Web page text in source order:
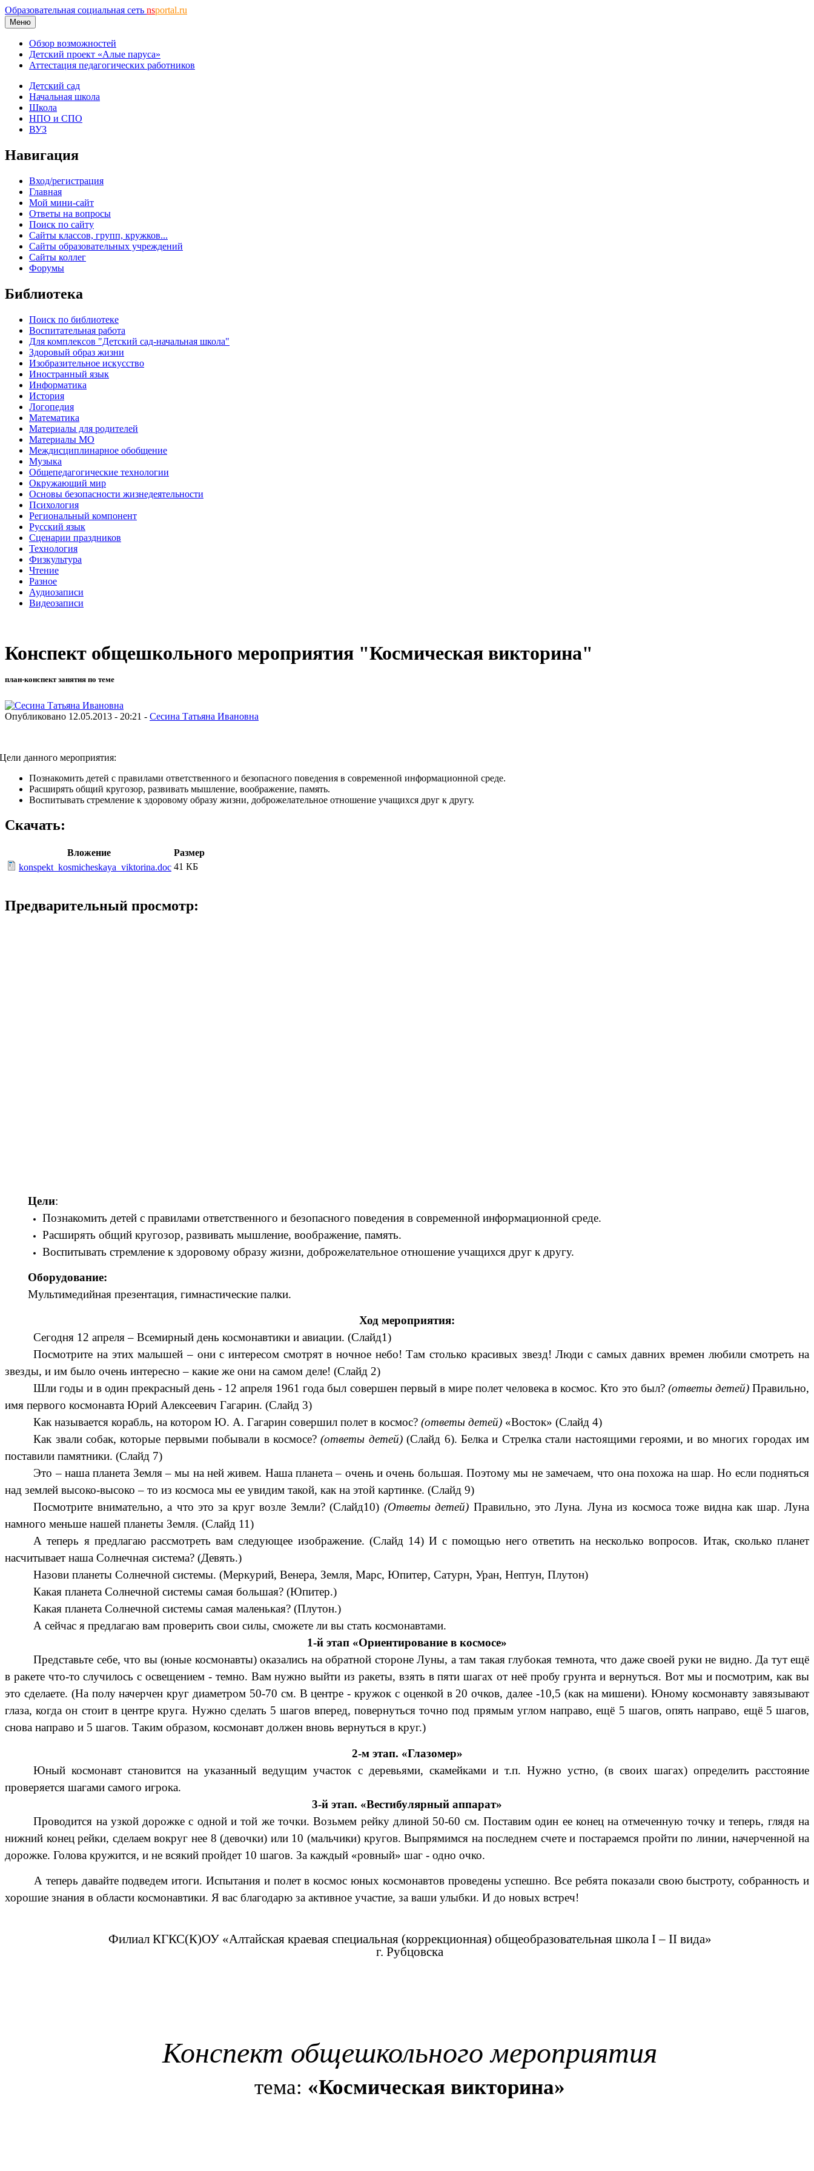
Образовательная социальная сеть nsportal.ru
Меню
Обзор возможностей
Детский проект «Алые паруса»
Аттестация педагогических работников
Детский сад
Начальная школа
Школа
НПО и СПО
ВУЗ
Навигация
Вход/регистрация
Главная
Мой мини-сайт
Ответы на вопросы
Поиск по сайту
Сайты классов, групп, кружков...
Сайты образовательных учреждений
Сайты коллег
Форумы
Библиотека
Поиск по библиотеке
Воспитательная работа
Для комплексов "Детский сад-начальная школа"
Здоровый образ жизни
Изобразительное искусство
Иностранный язык
Информатика
История
Логопедия
Математика
Материалы для родителей
Материалы МО
Междисциплинарное обобщение
Музыка
Общепедагогические технологии
Окружающий мир
Основы безопасности жизнедеятельности
Психология
Региональный компонент
Русский язык
Сценарии праздников
Технология
Физкультура
Чтение
Разное
Аудиозаписи
Видеозаписи
Конспект общешкольного мероприятия "Космическая викторина"
план-конспект занятия по теме
Опубликовано 12.05.2013 - 20:21 - Сесина Татьяна Ивановна
данного мероприятия:
Познакомить детей с правилами ответственного и безопасного поведения в современной информационной среде.
Расширять общий кругозор, развивать мышление, воображение, память.
Воспитывать стремление к здоровому образу жизни, доброжелательное отношение учащихся друг к другу.
Скачать:
Вложение
Размер
konspekt_kosmicheskaya_viktorina.doc 41 КБ
Предварительный просмотр:
Цели:
Познакомить детей с правилами ответственного и безопасного поведения в современной информационной среде.
Расширять общий кругозор, развивать мышление, воображение, память.
Воспитывать стремление к здоровому образу жизни, доброжелательное отношение учащихся друг к другу.
Оборудование:
Мультимедийная презентация, гимнастические палки.
Ход мероприятия:
Сегодня 12 апреля – Всемирный день космонавтики и авиации. (Слайд1)
Посмотрите на этих малышей – они с интересом смотрят в ночное небо! Там столько красивых звезд! Люди с самых давних времен любили смотреть на
звезды, и им было очень интересно – какие же они на самом деле! (Слайд 2)
Шли годы и в один прекрасный день - 12 апреля 1961 года был совершен первый в мире полет человека в космос. Кто это был? (ответы детей)Правильно,
имя первого космонавта Юрий Алексеевич Гагарин. (Слайд 3)
Как называется корабль, на котором Ю. А. Гагарин совершил полет в космос? (ответы детей) «Восток» (Слайд 4)
Как звали собак, которые первыми побывали в космосе? (ответы детей)(Слайд 6). Белка и Стрелка стали настоящими героями, и во многих городах им
поставили памятники. (Слайд 7)
Это – наша планета Земля – мы на ней живем. Наша планета – очень и очень большая. Поэтому мы не замечаем, что она похожа на шар. Но если подняться
над землей высоко-высоко – то из космоса мы ее увидим такой, как на этой картинке. (Слайд 9)
Посмотрите внимательно, а что это за круг возле Земли? (Слайд10) (Ответы детей) Правильно, это Луна. Луна из космоса тоже видна как шар. Луна
намного меньше нашей планеты Земля. (Слайд 11)
А теперь я предлагаю рассмотреть вам следующее изображение. (Слайд 14) И с помощью него ответить на несколько вопросов. Итак, сколько планет
насчитывает наша Солнечная система? (Девять.)
Назови планеты Солнечной системы. (Меркурий, Венера, Земля, Марс, Юпитер, Сатурн, Уран, Нептун, Плутон)
Какая планета Солнечной системы самая большая? (Юпитер.)
Какая планета Солнечной системы самая маленькая? (Плутон.)
А сейчас я предлагаю вам проверить свои силы, сможете ли вы стать космонавтами.
1-й этап «Ориентирование в космосе»
Представьте себе, что вы (юные космонавты) оказались на обратной стороне Луны, а там такая глубокая темнота, что даже своей руки не видно. Да тут ещё
в ракете что-то случилось с освещением - темно. Вам нужно выйти из ракеты, взять в пяти шагах от неё пробу грунта и вернуться. Вот мы и посмотрим, как вы
это сделаете. (На полу начерчен круг диаметром 50-70 см. В центре - кружок с оценкой в 20 очков, далее -10,5 (как на мишени). Юному космонавту завязывают
глаза, когда он стоит в центре круга. Нужно сделать 5 шагов вперед, повернуться точно под прямым углом направо, ещё 5 шагов, опять направо, ещё 5 шагов,
снова направо и 5 шагов. Таким образом, космонавт должен вновь вернуться в круг.)
2-м этап. «Глазомер»
Юный космонавт становится на указанный ведущим участок с деревьями, скамейками и т.п. Нужно устно, (в своих шагах) определить расстояние
проверяется шагами самого игрока.
3-й этап. «Вестибулярный аппарат»
Проводится на узкой дорожке с одной и той же точки. Возьмем рейку длиной 50-60 см. Поставим один ее конец на отмеченную точку и теперь, глядя на
нижний конец рейки, сделаем вокруг нее 8 (девочки) или 10 (мальчики) кругов. Выпрямимся на последнем счете и постараемся пройти по линии, начерченной на
дорожке. Голова кружится, и не всякий пройдет 10 шагов. За каждый «ровный» шаг - одно очко.
А теперь давайте подведем итоги. Испытания и полет в космос юных космонавтов проведены успешно. Все ребята показали свою быстроту, собранность и
хорошие знания в области космонавтики. Я вас благодарю за активное участие, за ваши улыбки. И до новых встреч!
Филиал КГКС(К)ОУ «Алтайская краевая специальная (коррекционная) общеобразовательная школа I – II вида»
г. Рубцовска
Конспект общешкольного мероприятия
тема: «Космическая викторина»